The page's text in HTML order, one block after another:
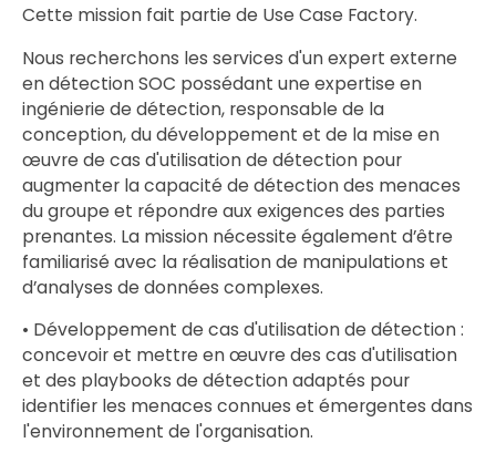
Cette mission fait partie de Use Case Factory.
Nous recherchons les services d'un expert externe
en détection SOC possédant une expertise en
ingénierie de détection, responsable de la
conception, du développement et de la mise en
œuvre de cas d'utilisation de détection pour
augmenter la capacité de détection des menaces
du groupe et répondre aux exigences des parties
prenantes. La mission nécessite également d’être
familiarisé avec la réalisation de manipulations et
d’analyses de données complexes.
• Développement de cas d'utilisation de détection :
concevoir et mettre en œuvre des cas d'utilisation
et des playbooks de détection adaptés pour
identifier les menaces connues et émergentes dans
l'environnement de l'organisation.